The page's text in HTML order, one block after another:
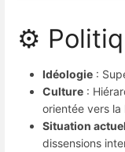
⚙️
Idéologie :
Culture :
orientée vers la
Situation
dissensions